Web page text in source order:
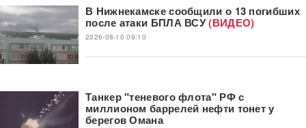
В Нижнекамске сообщили о 13 погибших
после атаки БПЛА ВСУ(ВИДЕО)
2026-08-10 09:10
Танкер "теневого флота" РФ с
миллионом баррелей нефти тонет у
берегов Омана